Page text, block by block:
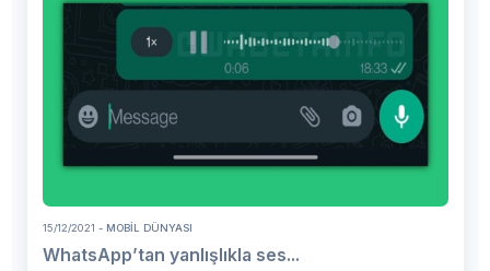
15/12/2021 - MOBIL DÜNYASI
WhatsApp’tan yanlışlıkla ses...